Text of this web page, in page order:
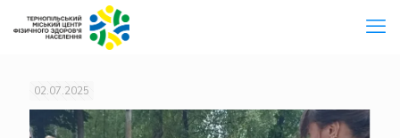
02.07.2025